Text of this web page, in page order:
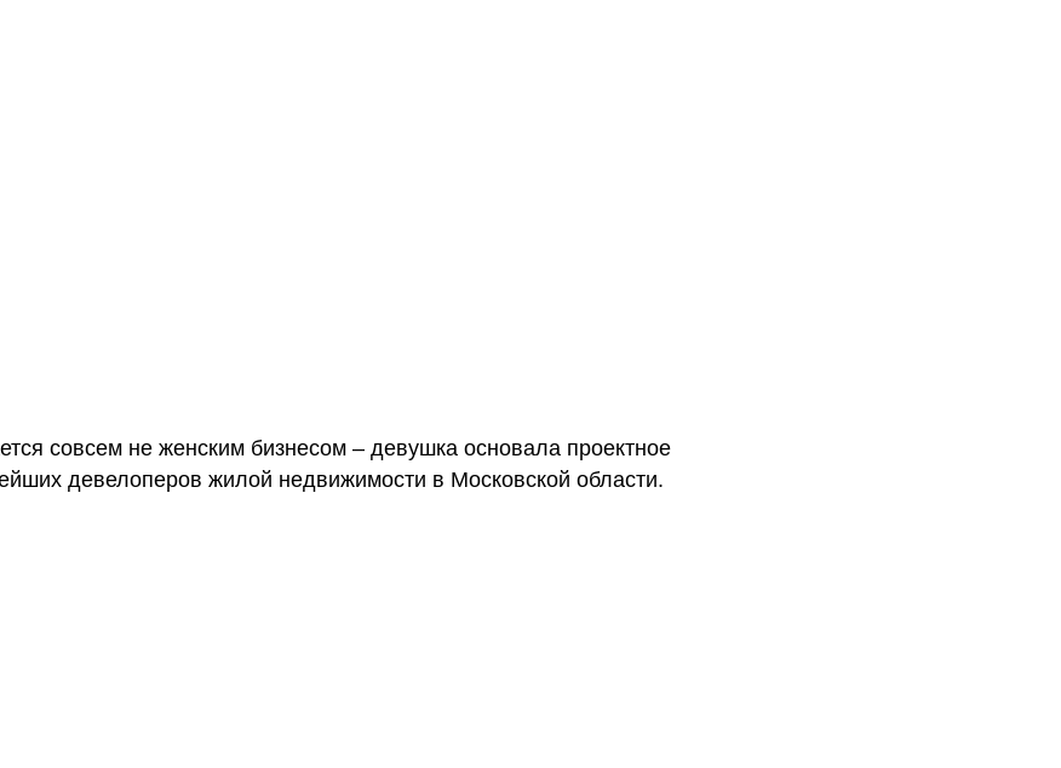
совсем не женским бизнесом – девушка основала проектное
девелоперов жилой недвижимости в Московской области.